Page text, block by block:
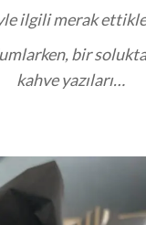
ilgili merak
bir solukta
kahve yazıları…